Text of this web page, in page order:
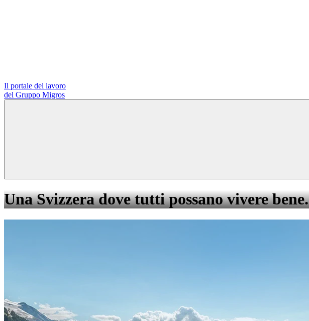
Il portale del lavoro
del Gruppo Migros
Una Svizzera dove tutti possano vivere bene.